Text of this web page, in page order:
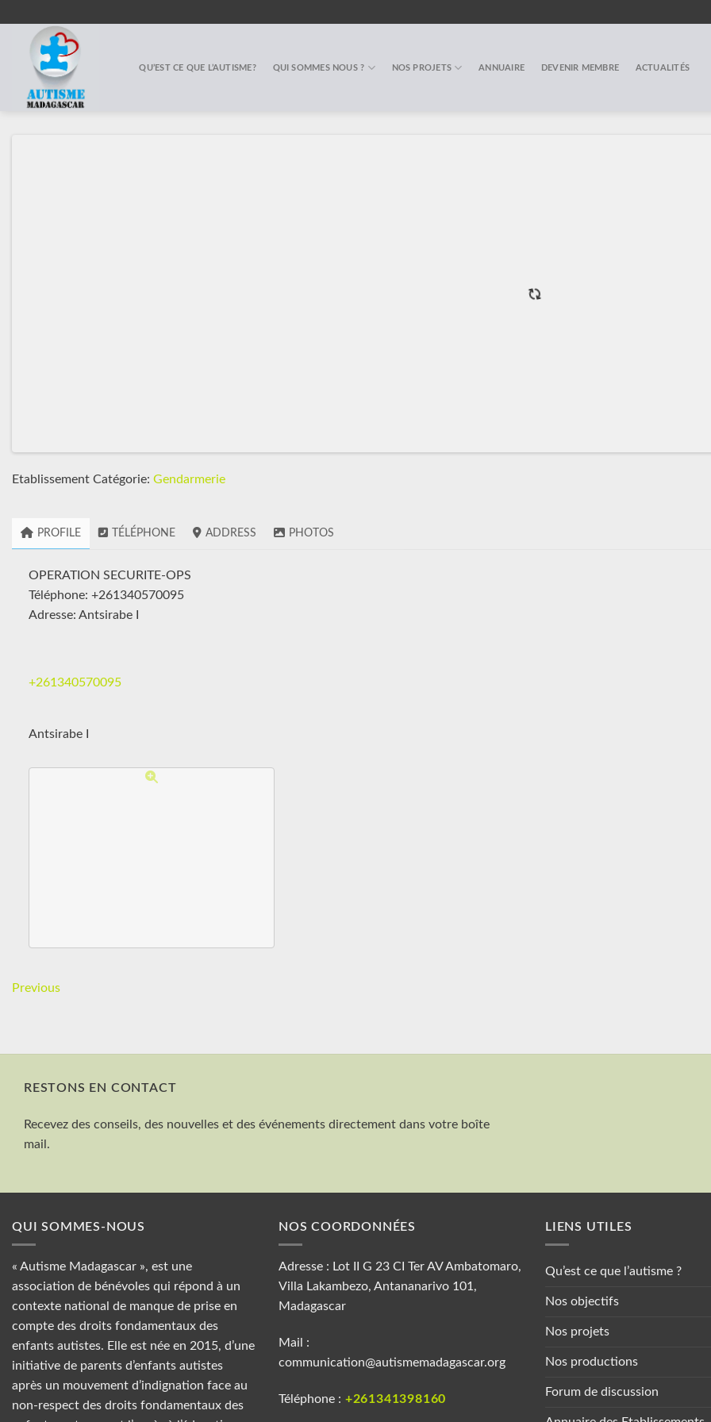
content
QU’EST CE QUE L’AUTISME? QUI SOMMES NOUS ? NOS PROJETS ANNUAIRE DEVENIR MEMBRE ACTUALITÉS
Etablissement Catégorie: Gendarmerie
PROFILE TÉLÉPHONE ADDRESS PHOTOS
OPERATION SECURITE-OPS
Téléphone: +261340570095
Adresse: Antsirabe I
+261340570095
Antsirabe I
Previous
RESTONS EN CONTACT
Recevez des conseils, des nouvelles et des événements directement dans votre boîte
mail.
QUI SOMMES-NOUS
« Autisme Madagascar », est une
association de bénévoles qui répond à un
contexte national de manque de prise en
compte des droits fondamentaux des
enfants autistes. Elle est née en 2015, d’une
initiative de parents d’enfants autistes
après un mouvement d’indignation face au
non-respect des droits fondamentaux des
NOS COORDONNÉES
Adresse : Lot II G 23 CI Ter AV Ambatomaro,
Villa Lakambezo, Antananarivo 101,
Madagascar
Mail :
communication@autismemadagascar.org
Téléphone : +261341398160
LIENS UTILES
Qu’est ce que l’autisme ?
Nos objectifs
Nos projets
Nos productions
Forum de discussion